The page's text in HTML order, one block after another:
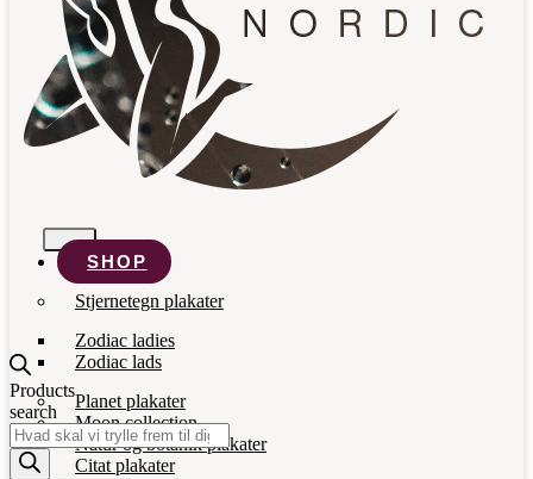
SHOP
Stjernetegn plakater
Zodiac ladies
Zodiac lads
Planet plakater
Moon collection
Natur og botanik plakater
Citat plakater
Products
search